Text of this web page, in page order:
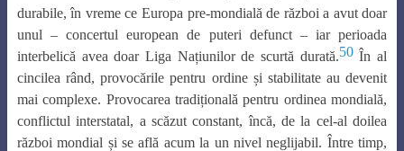
durabile, în vreme ce Europa pre-mondială de război a avut doar
unul – concertul european de puteri defunct – iar perioada
interbelică avea doar Liga Națiunilor de scurtă durată.50În al
cincilea rând, provocările pentru ordine și stabilitate au devenit
mai complexe. Provocarea tradițională pentru ordinea mondială,
conflictul interstatal, a scăzut constant, încă, de la cel-al doilea
război mondial și se află acum la un nivel neglijabil. Între timp,